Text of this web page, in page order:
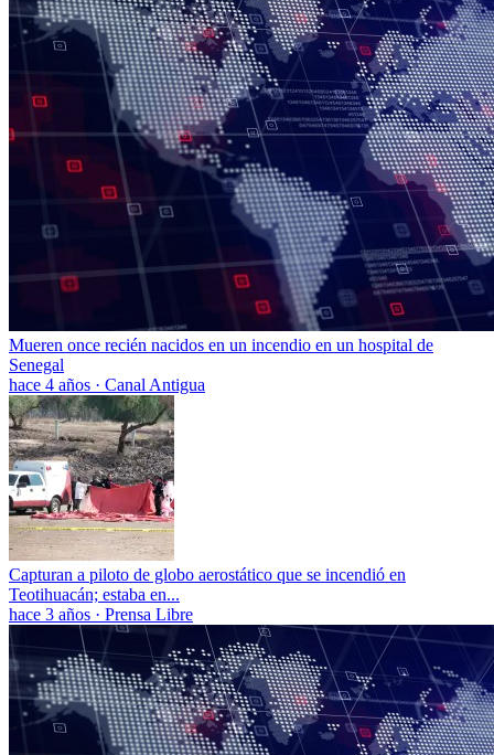
Mueren once recién nacidos en un incendio en un hospital de
Senegal
hace 4 años · Canal Antigua
Capturan a piloto de globo aerostático que se incendió en
Teotihuacán; estaba en...
hace 3 años · Prensa Libre